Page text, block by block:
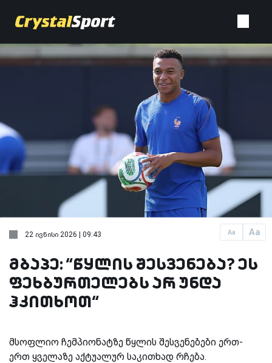
Aa Aa
22 ივნისი 2026 | 09:43
მბაპე: “წყლის შესვენება? ეს
ფეხბურთელებს არ უნდა
ჰკითხოთ“
მსოფლიო ჩემპიონატზე წყლის შესვენებები ერთ-
ერთ ყველაზე აქტუალურ საკითხად რჩება.